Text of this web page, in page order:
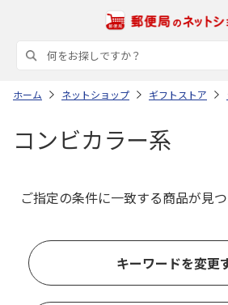
ホーム ネットショップ ギフトストア
コンビカラー系
ご指定の条件に一致する商品が見
キーワードを変更